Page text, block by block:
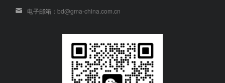
电子邮箱： bd@gma-china.com.cn